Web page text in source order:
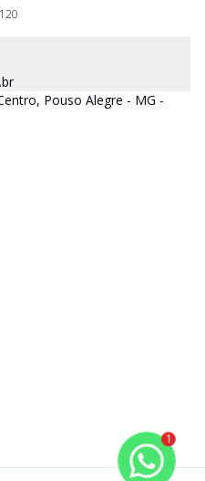
Pouso Alegre - MG -
1